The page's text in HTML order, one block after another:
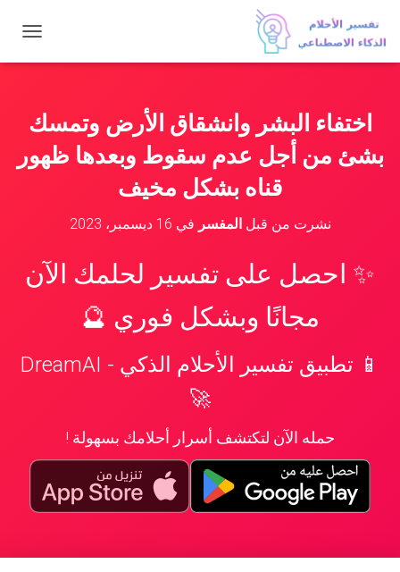
ب
ا
ت
اختفاء البشر وانشقاق الأرض وتمسك
بشئ من أجل عدم سقوط وبعدها ظهور
قناه بشكل مخيف
نشرت من قبلالمفسر في 16 ديسمبر، 2023
✨ احصل على تفسير لحلمك الآن
مجانًا وبشكل فوري 🔮
📱 تطبيق تفسير الأحلام الذكي - DreamAI
🚀
حمله الآن لتكتشف أسرار أحلامك بسهولة !